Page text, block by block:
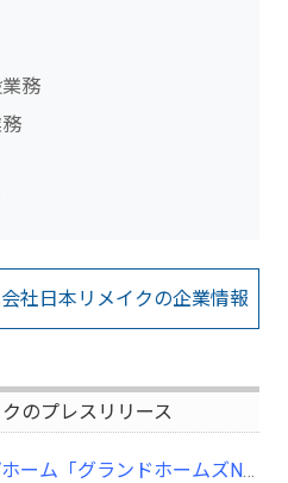
務
社日本リメイクの企業情報
のプレスリリース
ホームズNIKKO」7月15日(水)見学会を行います！